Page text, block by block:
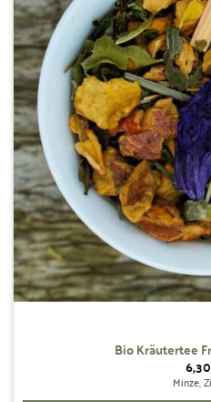
Bio Kräutertee
6,30
Minze,